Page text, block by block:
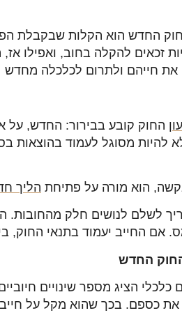
החדש הוא הקלות שבקבלת
זכאים להקלה בחוב,
חייהם ולתרום לכלכלה מחדש
להיות מסוגל לעמוד בהוצאות
הוא מורה על פתיחת הליך
אם החייב יעמוד בתנאי החוק,
החדש
כלכלי הציג מספר שינויים
כספם. בכך שהוא מקל על